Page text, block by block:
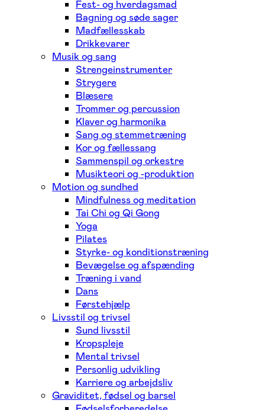
Fest- og hverdagsmad
Bagning og søde sager
Madfællesskab
Drikkevarer
Musik og sang
Strengeinstrumenter
Strygere
Blæsere
Trommer og percussion
Klaver og harmonika
Sang og stemmetræning
Kor og fællessang
Sammenspil og orkestre
Musikteori og -produktion
Motion og sundhed
Mindfulness og meditation
Tai Chi og Qi Gong
Yoga
Pilates
Styrke- og konditionstræning
Bevægelse og afspænding
Træning i vand
Dans
Førstehjælp
Livsstil og trivsel
Sund livsstil
Kropspleje
Mental trivsel
Personlig udvikling
Karriere og arbejdsliv
Graviditet, fødsel og barsel